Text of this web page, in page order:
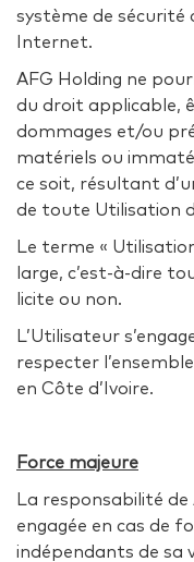
système de sécurité
Internet.
AFG Holding ne
du droit applicable,
dommages et/ou
matériels ou
ce soit, résultant
de toute Utilisation
Le terme «
large, c’est-à-dire
licite ou non.
L’Utilisateur
respecter
en Côte d’Ivoire.
Force majeure
La responsabilité
engagée en cas de
indépendants de sa